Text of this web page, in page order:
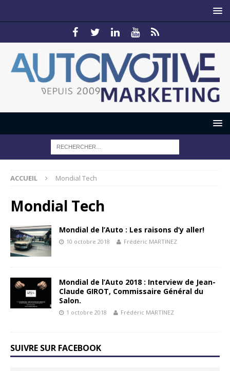
ACCUEIL Mondial Tech
Mondial Tech
Mondial de l’Auto : Les raisons d’y aller!
10 octobre 2018 Frédéric MARTINEZ
Mondial de l’Auto 2018 : Interview de Jean-
Claude GIROT, Commissaire Général du
Salon.
1 octobre 2018 Frédéric MARTINEZ
SUIVRE SUR FACEBOOK